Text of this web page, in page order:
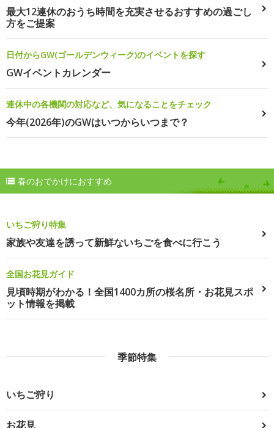
最大12連休のおうち時間を充実させるおすすめの過ごし
方をご提案
日付からGW(ゴールデンウィーク)のイベントを探す
GWイベントカレンダー
連休中の各機関の対応など、気になることをチェック
今年(2026年)のGWはいつからいつまで？
春のおでかけにおすすめ
いちご狩り特集
家族や友達を誘って新鮮ないちごを食べに行こう
全国お花見ガイド
見頃時期がわかる！全国1400カ所の桜名所・お花見スポ
ット情報を掲載
季節特集
いちご狩り
お花見